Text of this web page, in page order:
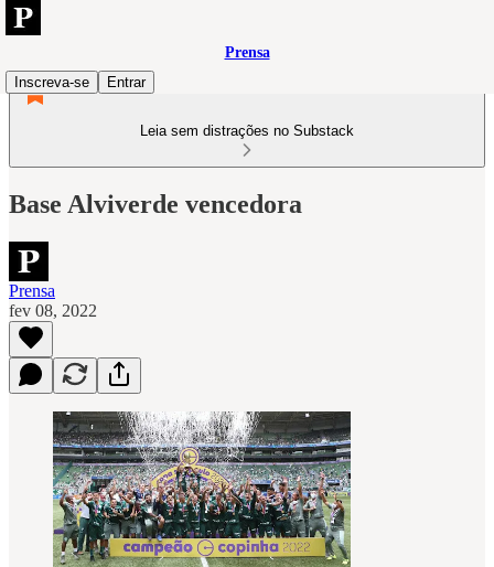
Prensa
Inscreva-se
Entrar
Leia sem distrações no Substack
Base Alviverde vencedora
Prensa
fev 08, 2022